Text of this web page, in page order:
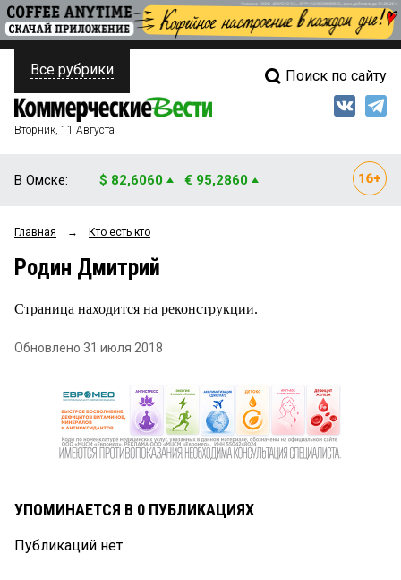
ПОЛИТИКА
ФИНАНСЫ
ОБЩЕСТВО
ЗАКОН
НОВОСТИ КОМПАНИЙ
СТИЛЬ ЖИЗНИ
Свежий выпуск
Блоги
Все рубрики Поиск по сайту
Вторник, 11 Августа
В Омске: $ 82,6060 € 95,2860
Главная → Кто есть кто
Родин Дмитрий
Страница находится на реконструкции.
Обновлено 31 июля 2018
УПОМИНАЕТСЯ В 0 ПУБЛИКАЦИЯХ
Публикаций нет.